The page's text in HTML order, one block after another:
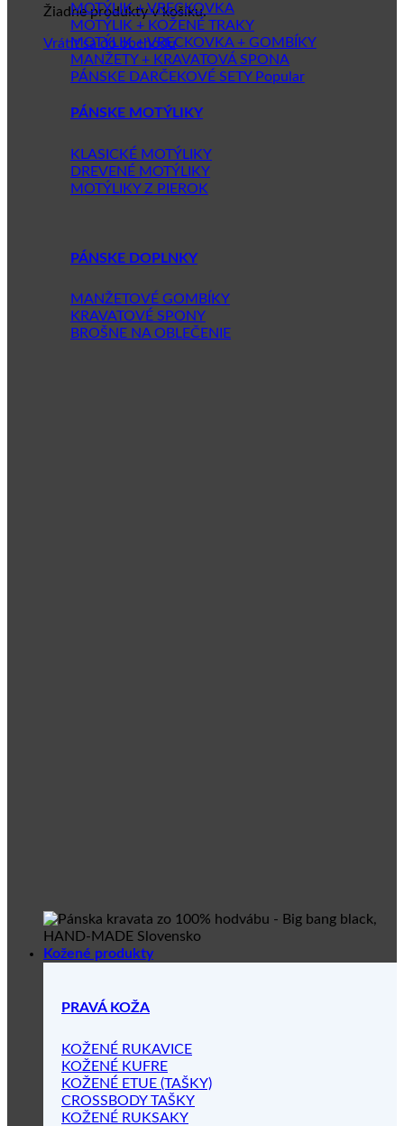
Žiadne produkty v košíku.
Vrátiť sa do obchodu
MOTÝLIK + VRECKOVKA
MOTÝLIK + KOŽENÉ TRAKY
MOTÝLIK + VRECKOVKA + GOMBÍKY
MANŽETY + KRAVATOVÁ SPONA
PÁNSKE DARČEKOVÉ SETY
PÁNSKE MOTÝLIKY
KLASICKÉ MOTÝLIKY
DREVENÉ MOTÝLIKY
MOTÝLIKY Z PIEROK
PÁNSKE DOPLNKY
MANŽETOVÉ GOMBÍKY
KRAVATOVÉ SPONY
BROŠNE NA OBLEČENIE
Kožené produkty
PRAVÁ KOŽA
KOŽENÉ RUKAVICE
KOŽENÉ KUFRE
KOŽENÉ ETUE (TAŠKY)
CROSSBODY TAŠKY
KOŽENÉ RUKSAKY